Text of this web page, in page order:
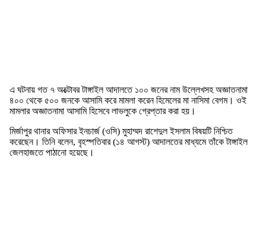
এ ঘটনায় গত ৭ অক্টোবর টাঙ্গাইল আদালতে ১০০ জনের নাম উল্লেখসহ অজ্ঞাতনামা
৪০০ থেকে ৫০০ জনকে আসামি করে মামলা করেন হিমেলের মা নাসিমা বেগম। ওই
মামলার অজ্ঞাতনামা আসামি হিসেবে লাভলুকে গ্রেপ্তার করা হয়।
মির্জাপুর থানার অফিসার ইনচার্জ (ওসি) মুহাম্মদ রাশেদুল ইসলাম বিষয়টি নিশ্চিত
করেছেন। তিনি বলেন, বৃহস্পতিবার (১৪ আগস্ট) আদালতের মাধ্যমে তাঁকে টাঙ্গাইল
জেলহাজতে পাঠানো হয়েছে।